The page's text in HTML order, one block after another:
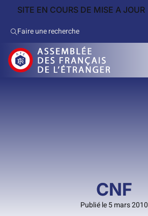
SITE EN COURS DE MISE A JOUR
Faire une recherche
CNF
Publié le 5 mars 2010